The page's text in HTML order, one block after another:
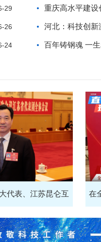
29
26
24
重庆高水平建设
河北：科技创新
代表、江苏昆仑互 在